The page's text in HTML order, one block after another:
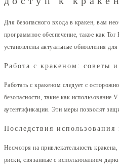
Для безопасного входа в кракен, вам
программное обеспечение, такое как Tor
установлены актуальные обновления
Работа с кракеном: советы
Работать с кракеном следует с
безопасности, такие как использование
аутентификации. Эти меры позволят
Последствия использования
Несмотря на привлекательность
риски, связанные с использованием